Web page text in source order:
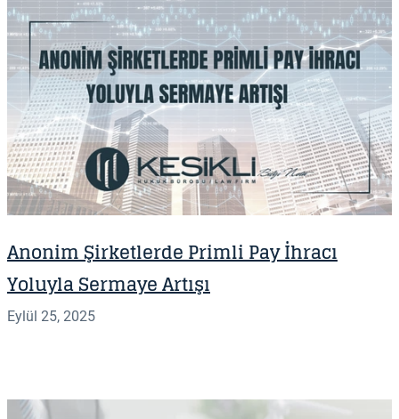
Anonim Şirketlerde Primli Pay İhracı
Yoluyla Sermaye Artışı
Eylül 25, 2025